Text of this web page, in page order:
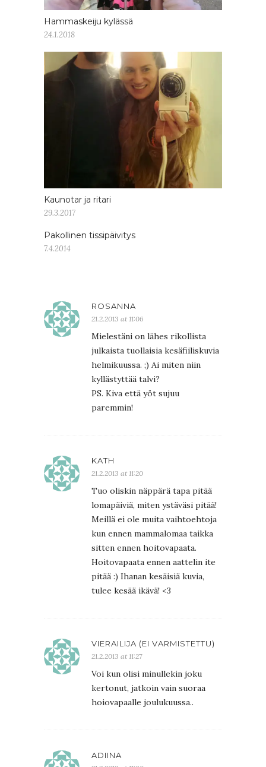
Hammaskeiju kylässä
24.1.2018
Kaunotar ja ritari
29.3.2017
Pakollinen tissipäivitys
7.4.2014
ROSANNA
21.2.2013 at 11:06
Mielestäni on lähes rikollista
julkaista tuollaisia kesäfiiliskuvia
helmikuussa. ;) Ai miten niin
kyllästyttää talvi?
PS. Kiva että yöt sujuu
paremmin!
KATH
21.2.2013 at 11:20
Tuo oliskin näppärä tapa pitää
lomapäiviä, miten ystäväsi pitää!
Meillä ei ole muita vaihtoehtoja
kun ennen mammalomaa taikka
sitten ennen hoitovapaata.
Hoitovapaata ennen aattelin ite
pitää :) Ihanan kesäisiä kuvia,
tulee kesää ikävä! <3
VIERAILIJA (EI VARMISTETTU)
21.2.2013 at 11:27
Voi kun olisi minullekin joku
kertonut, jatkoin vain suoraa
hoiovapaalle joulukuussa..
ADIINA